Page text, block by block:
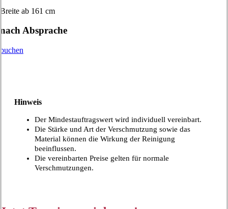
Breite ab 161 cm
nach Absprache
buchen
Hinweis
Der Mindestauftragswert wird individuell vereinbart.
Die Stärke und Art der Verschmutzung sowie das
Material können die Wirkung der Reinigung
beeinflussen.
Die vereinbarten Preise gelten für normale
Verschmutzungen.